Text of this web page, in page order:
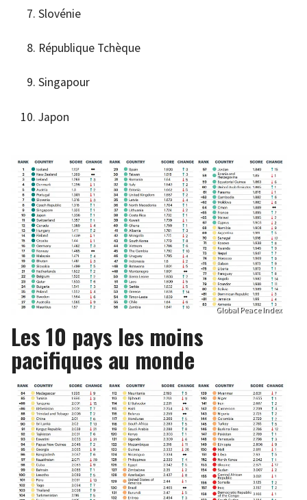
Slovénie
République Tchèque
Singapour
Japon
Global Peace Index
Les 10 pays les moins
pacifiques au monde